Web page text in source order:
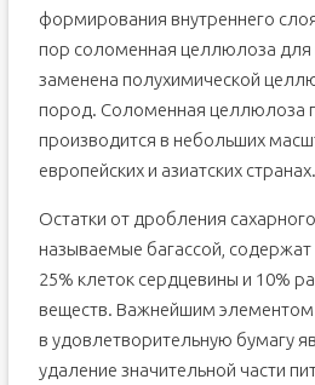
формирования внутреннего
пор соломенная целлюлоза
заменена полухимической
пород. Соломенная целлюлоза
производится в небольших
европейских и азиатских странах.
Остатки от дробления сахарного
называемые багассой, содержат
25% клеток сердцевины и 10%
веществ. Важнейшим
в удовлетворительную бумагу
удаление значительной части